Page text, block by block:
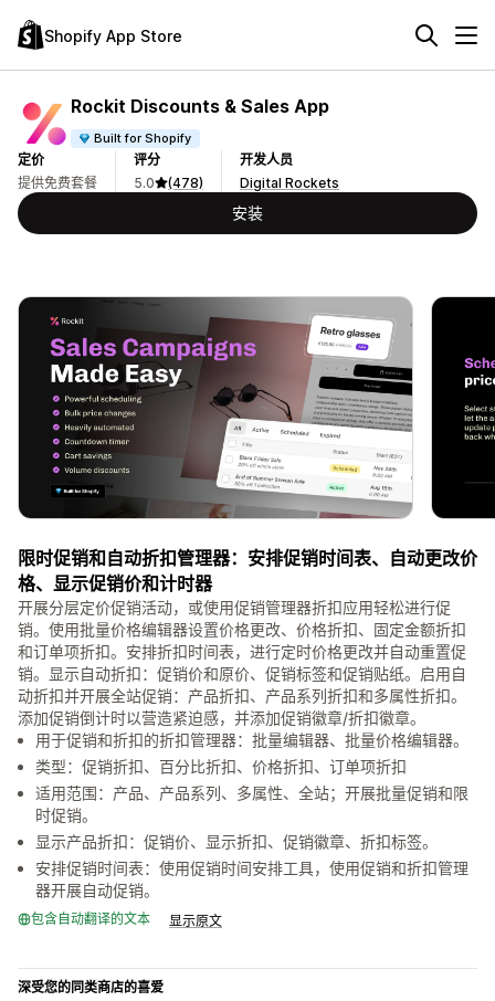
Shopify App Store
Rockit Discounts & Sales App
Built for Shopify
定价
提供免费套餐
评分
5.0
(478)
开发人员
Digital Rockets
安装
限时促销和自动折扣管理器：安排促销时间表、自动更改价
格、显示促销价和计时器
开展分层定价促销活动，或使用促销管理器折扣应用轻松进行促
销。使用批量价格编辑器设置价格更改、价格折扣、固定金额折扣
和订单项折扣。安排折扣时间表，进行定时价格更改并自动重置促
销。显示自动折扣：促销价和原价、促销标签和促销贴纸。启用自
动折扣并开展全站促销：产品折扣、产品系列折扣和多属性折扣。
添加促销倒计时以营造紧迫感，并添加促销徽章/折扣徽章。
用于促销和折扣的折扣管理器：批量编辑器、批量价格编辑器。
类型：促销折扣、百分比折扣、价格折扣、订单项折扣
适用范围：产品、产品系列、多属性、全站；开展批量促销和限
时促销。
显示产品折扣：促销价、显示折扣、促销徽章、折扣标签。
安排促销时间表：使用促销时间安排工具，使用促销和折扣管理
器开展自动促销。
包含自动翻译的文本 显示原文
深受您的同类商店的喜爱